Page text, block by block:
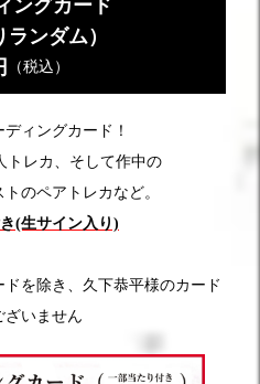
ングカード
ランダム）
（税込）
ィングカード！
トレカ、そして作中の
のペアトレカなど。
(生サイン入り)
を除き、久下恭平様のカード
ざいません